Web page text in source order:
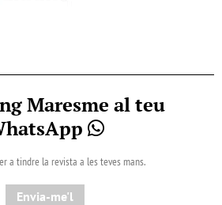
Maresme al teu
a tindre la revista a les teves mans.
Envia-me'l